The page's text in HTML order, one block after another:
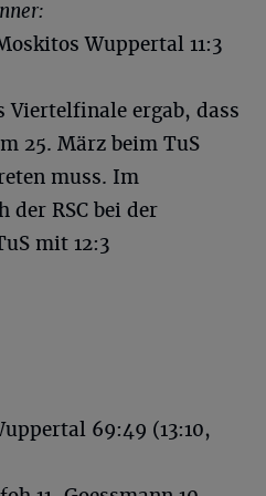
Wuppertal 11:3
Viertelfinale ergab, dass
25. März beim TuS
muss. Im
der RSC bei der
mit 12:3
69:49 (13:10,